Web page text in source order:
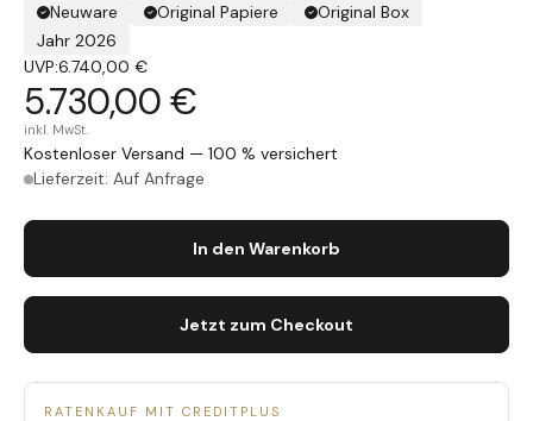
Neuware
Original Papiere
Original Box
Jahr 2026
UVP:6.740,00 €
5.730,00 €
inkl. MwSt.
Kostenloser Versand — 100 % versichert
Lieferzeit: Auf Anfrage
In den Warenkorb
Jetzt zum Checkout
RATENKAUF MIT CREDITPLUS